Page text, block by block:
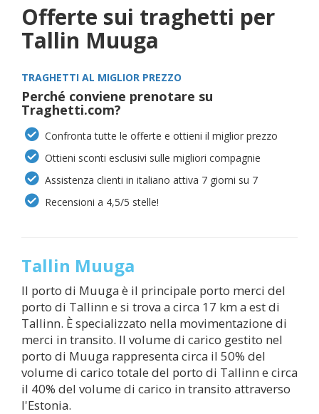
Offerte sui traghetti per
Tallin Muuga
TRAGHETTI AL MIGLIOR PREZZO
Perché conviene prenotare su
Traghetti.com?
Confronta tutte le offerte e ottieni il miglior prezzo
Ottieni sconti esclusivi sulle migliori compagnie
Assistenza clienti in italiano attiva 7 giorni su 7
Recensioni a 4,5/5 stelle!
Tallin Muuga
Il porto di Muuga è il principale porto merci del
porto di Tallinn e si trova a circa 17 km a est di
Tallinn. È specializzato nella movimentazione di
merci in transito. Il volume di carico gestito nel
porto di Muuga rappresenta circa il 50% del
volume di carico totale del porto di Tallinn e circa
il 40% del volume di carico in transito attraverso
l'Estonia.